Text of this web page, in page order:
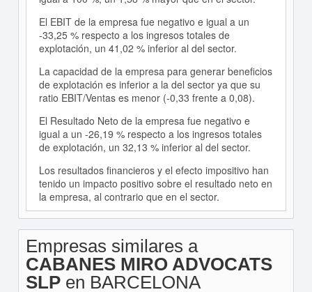
El EBIT de la empresa fue negativo e igual a un
-33,25 % respecto a los ingresos totales de
explotación, un 41,02 % inferior al del sector.
La capacidad de la empresa para generar beneficios
de explotación es inferior a la del sector ya que su
ratio EBIT/Ventas es menor (-0,33 frente a 0,08).
El Resultado Neto de la empresa fue negativo e
igual a un -26,19 % respecto a los ingresos totales
de explotación, un 32,13 % inferior al del sector.
Los resultados financieros y el efecto impositivo han
tenido un impacto positivo sobre el resultado neto en
la empresa, al contrario que en el sector.
Empresas similares a
CABANES MIRO ADVOCATS
SLPen BARCELONA